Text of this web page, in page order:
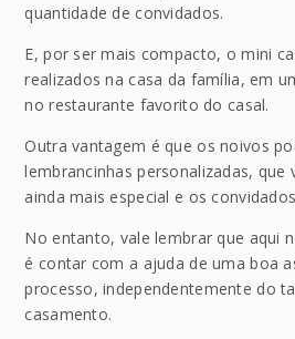
quantidade de convidados.
E, por ser mais compacto, o mini
realizados na casa da família, em
no restaurante favorito do casal.
Outra vantagem é que os noivos
lembrancinhas personalizadas, que
ainda mais especial e os
No entanto, vale lembrar que aqui
é contar com a ajuda de uma boa
processo, independentemente do
casamento.